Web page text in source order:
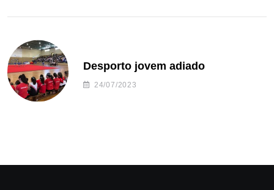
Desporto jovem adiado
24/07/2023